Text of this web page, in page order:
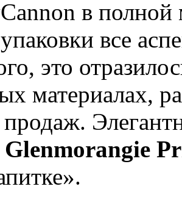
в полной
все
это
материалах,
продаж.
Glenmorangie